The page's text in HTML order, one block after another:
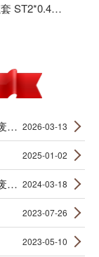
钢丝螺套 ST2*0.4*4 丝套 钢丝牙套 护套 元亨机械
新乡市元亨机械有限公司2025年度固体废物产生信息公示 2026-03-13
2025-01-02
新乡市元亨机械有限公司2023年度固体废物产生信息公示 2024-03-18
2023-07-26
2023-05-10